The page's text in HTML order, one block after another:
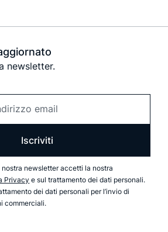
newsletter.
Iscriviti
newsletter accetti la nostra
Privacy e sul trattamento dei dati personali.
dei dati personali per l’invio di
commerciali.